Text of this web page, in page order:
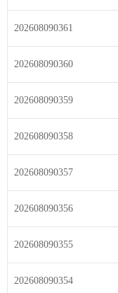
202608090361
202608090360
202608090359
202608090358
202608090357
202608090356
202608090355
202608090354